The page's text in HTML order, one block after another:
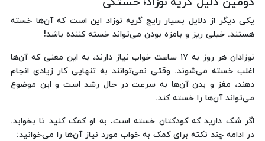
یکی دیگر از دلایل بسیار رایج گریه نوزاد این است که آن‌ها خسته
هستند. خیلی ریز و بامزه بودن می‌تواند خسته کننده باشد!
نوزادان هر روز به ۱۷ ساعت خواب نیاز دارند، به این معنی که آن‌ها
اغلب خسته می‌شوند. وقتی نمی‌توانند به تنهایی کار زیادی انجام
دهند، مغز و بدن آن‌ها به سرعت در حال رشد است و این موضوع
می‌تواند آن‌ها را خسته کند.
اگر شک دارید که کودکتان خسته است، به او کمک کنید تا بخوابد.
در ادامه چند نکته برای کمک به خواب مورد نیاز آن‌ها را می‌خوانید: